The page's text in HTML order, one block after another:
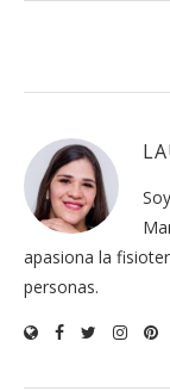
apasiona la
personas.